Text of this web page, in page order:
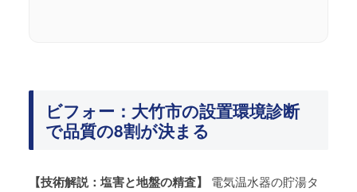
ビフォー：大竹市の設置環境診断
で品質の8割が決まる
【技術解説：塩害と地盤の精査】
電気温水器の貯湯タ